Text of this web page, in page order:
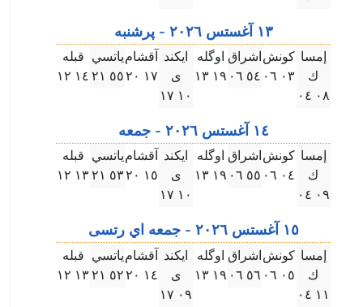
۱۳ آغستس ۲۰۲٦ - پرشنبه
إمسا
ك
۰٨ ۰٤
كونش
۰۳ ۰٦
اشراق
٥٤ ۰٦
اوگله
۱٩ ۱۳
ايكند
ى
۱۰ ۱٧
آقشام
۱٧ ۲۰
ياتسي
٥٥ ۲۱
قبله
۱٤ ۱۲
۱٤ آغستس ۲۰۲٦ - جمعه
إمسا
ك
۰٩ ۰٤
كونش
۰٤ ۰٦
اشراق
٥٥ ۰٦
اوگله
۱٩ ۱۳
ايكند
ى
۱۰ ۱٧
آقشام
۱٥ ۲۰
ياتسي
٥۳ ۲۱
قبله
۱۳ ۱۲
۱٥ آغستس ۲۰۲٦ - جمعه اي رتسى
إمسا
ك
۱۱ ۰٤
كونش
۰٥ ۰٦
اشراق
٥٦ ۰٦
اوگله
۱٩ ۱۳
ايكند
ى
۰٩ ۱٧
آقشام
۱٤ ۲۰
ياتسي
٥۲ ۲۱
قبله
۱۳ ۱۲